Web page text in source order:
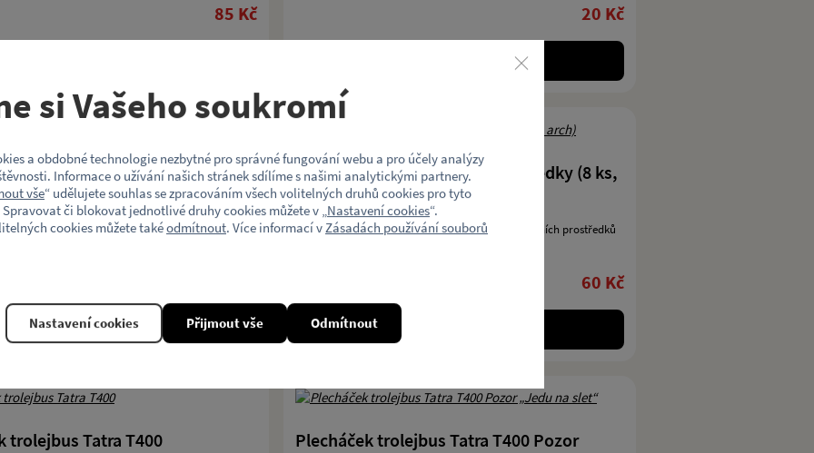
85 Kč 20 Kč
tramvaj ČKD Tatra T3 Pozor
s dopravním prostředkem a výstražným
Samolepky s dopravními prostředky (8 ks,
arch)
Barevné vylupovací samolepky s motivem dopravních prostředků
60 Kč
Koupit
trolejbus Tatra T400
Plecháček trolejbus Tatra T400 Pozor
si Vašeho soukromí
a obdobné technologie nezbytné pro správné fungování webu a pro účely analýzy
Informace o užívání našich stránek sdílíme s našimi analytickými partnery.
vše“ udělujete souhlas se zpracováním všech volitelných druhů cookies pro tyto
či blokovat jednotlivé druhy cookies můžete v „Nastavení cookies“.
cookies můžete takéodmítnout. Více informací vZásadách používání souborů
Odmítnout
Nastavení cookies Přijmout vše